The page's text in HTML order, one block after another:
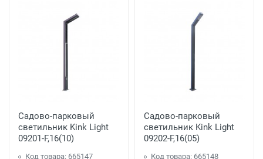
Садово-парковый
светильник Kink Light
09201-F,16(10)
Код товара: 665147
Садово-парковый
светильник Kink Light
09202-F,16(05)
Код товара: 665148